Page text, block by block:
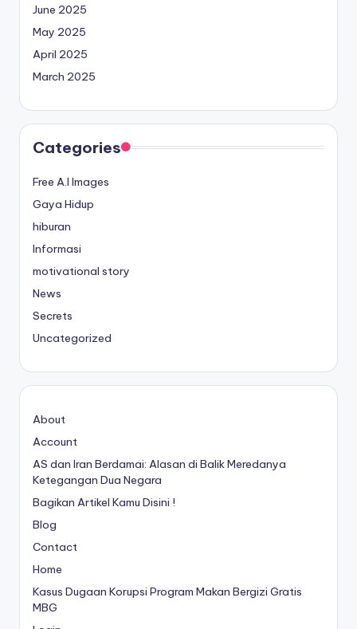
June 2025
May 2025
April 2025
March 2025
Categories
Free A.I Images
Gaya Hidup
hiburan
Informasi
motivational story
News
Secrets
Uncategorized
About
Account
AS dan Iran Berdamai: Alasan di Balik Meredanya
Ketegangan Dua Negara
Bagikan Artikel Kamu Disini !
Blog
Contact
Home
Kasus Dugaan Korupsi Program Makan Bergizi Gratis
MBG